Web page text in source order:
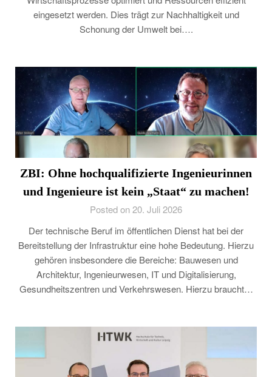
eingesetzt werden. Dies trägt zur Nachhaltigkeit und
Schonung der Umwelt bei….
ZBI: Ohne hochqualifizierte Ingenieurinnen
und Ingenieure ist kein „Staat“ zu machen!
Posted on 20. Juli 2026
Der technische Beruf im öffentlichen Dienst hat bei der
Bereitstellung der Infrastruktur eine hohe Bedeutung. Hierzu
gehören insbesondere die Bereiche: Bauwesen und
Architektur, Ingenieurwesen, IT und Digitalisierung,
Gesundheitszentren und Verkehrswesen. Hierzu braucht…